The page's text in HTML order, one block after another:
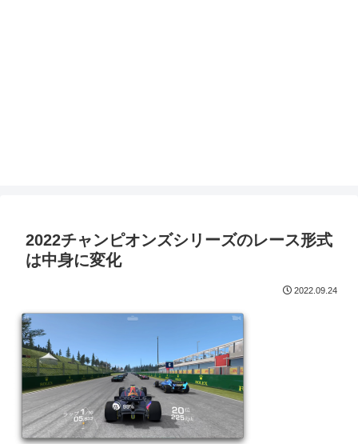
2022チャンピオンズシリーズのレース形式
は中身に変化
2022.09.24